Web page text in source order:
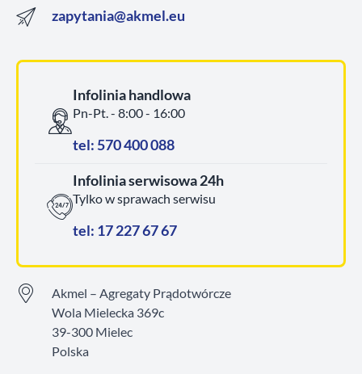
zapytania@akmel.eu
Infolinia handlowa
Pn-Pt. - 8:00 - 16:00
tel: 570 400 088
Infolinia serwisowa 24h
Tylko w sprawach serwisu
tel: 17 227 67 67
Akmel – Agregaty Prądotwórcze
Wola Mielecka 369c
39-300 Mielec
Polska